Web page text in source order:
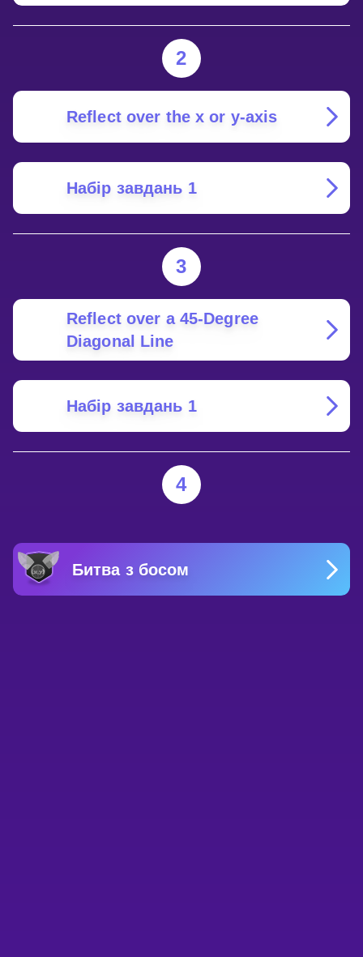
2
Reflect over the x or y-axis
Набір завдань 1
3
Reflect over a 45-Degree
Diagonal Line
Набір завдань 1
4
Битва з босом